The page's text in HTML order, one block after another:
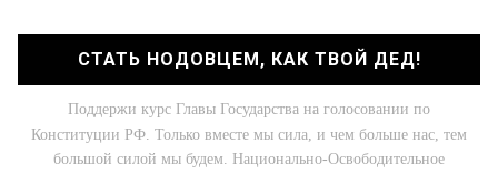
СТАТЬ НОДОВЦЕМ, КАК ТВОЙ ДЕД!
Поддержи курс Главы Государства на голосовании по
Конституции РФ. Только вместе мы сила, и чем больше нас, тем
большой силой мы будем. Национально-Освободительное